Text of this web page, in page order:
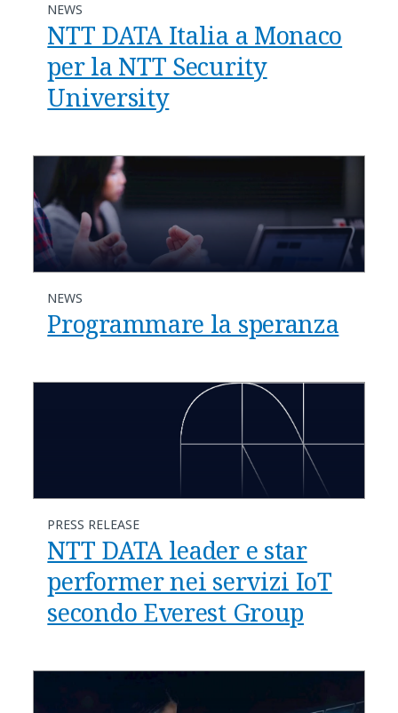
NEWS
NTT DATA Italia a Monaco
per la NTT Security
University
NEWS
Programmare la speranza
PRESS RELEASE
NTT DATA leader e star
performer nei servizi IoT
secondo Everest Group